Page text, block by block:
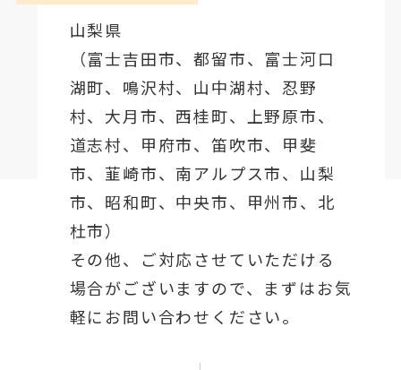
山梨県
（富士吉田市、都留市、 富士河口
湖町、鳴沢村、山中湖村、忍野
村、 大月市、西桂町、上野原市、
道志村、 甲府市、笛吹市、甲斐
市、韮崎市、南アルプス市、山梨
市、昭和町、中央市、甲州市、北
杜市）
その他、ご対応させていただける
場合がございますので、まずはお気
軽にお問い合わせください。